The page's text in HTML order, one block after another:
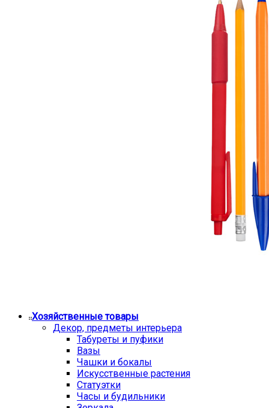
Хозяйственные товары
Декор, предметы интерьера
Табуреты и пуфики
Вазы
Чашки и бокалы
Искусственные растения
Статуэтки
Часы и будильники